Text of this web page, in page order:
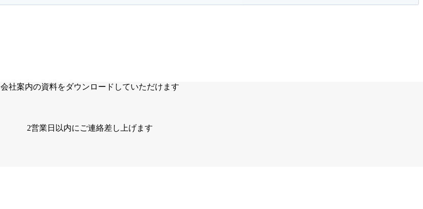
会社案内の資料をダウンロードしていただけます
2営業日以内にご連絡差し上げます